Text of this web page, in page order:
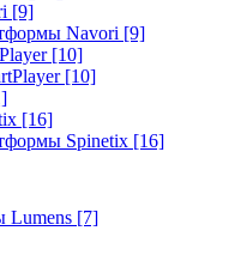
[9]
Navori [9]
[10]
[10]
[16]
Spinetix [16]
Lumens [7]